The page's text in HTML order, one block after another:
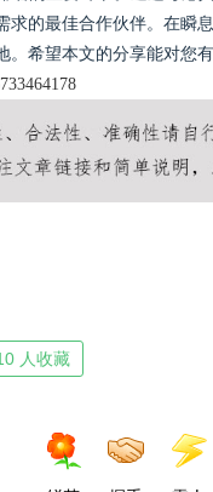
求的最佳合作伙伴。在瞬
希望本文的分享能对您
人收藏